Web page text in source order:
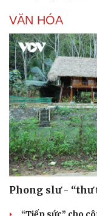
Sức khỏe
Dinh dưỡng - món
Cây thuốc
Sản phụ khoa
VĂN HÓA
Phong slư - “thư